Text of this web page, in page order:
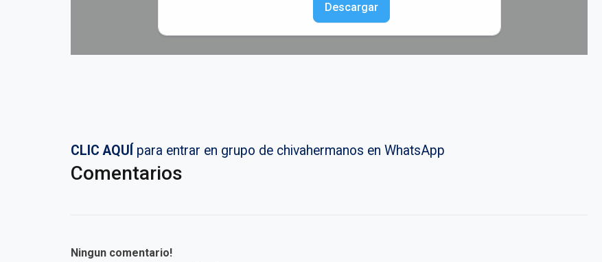
Descargar
CLIC AQUÍ para entrar en grupo de chivahermanos en WhatsApp
Comentarios
Ningun comentario!